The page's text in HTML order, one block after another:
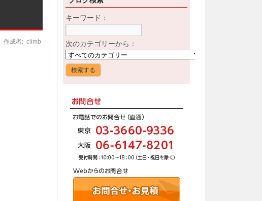
作成者: climb
キーワード：
次のカテゴリーから：